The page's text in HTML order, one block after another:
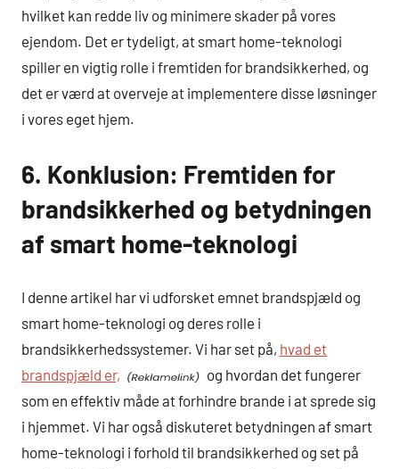
hvilket kan redde liv og minimere skader på vores
ejendom. Det er tydeligt, at smart home-teknologi
spiller en vigtig rolle i fremtiden for brandsikkerhed, og
det er værd at overveje at implementere disse løsninger
i vores eget hjem.
6. Konklusion: Fremtiden for
brandsikkerhed og betydningen
af smart home-teknologi
I denne artikel har vi udforsket emnet brandspjæld og
smart home-teknologi og deres rolle i
brandsikkerhedssystemer. Vi har set på, hvad et
brandspjæld er,
og hvordan det fungerer
som en effektiv måde at forhindre brande i at sprede sig
i hjemmet. Vi har også diskuteret betydningen af smart
home-teknologi i forhold til brandsikkerhed og set på